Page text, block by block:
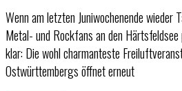
Wenn am letzten Juniwochenende wieder
Metal- und Rockfans an den
klar: Die wohl charmanteste
Ostwürttembergs öffnet erneut